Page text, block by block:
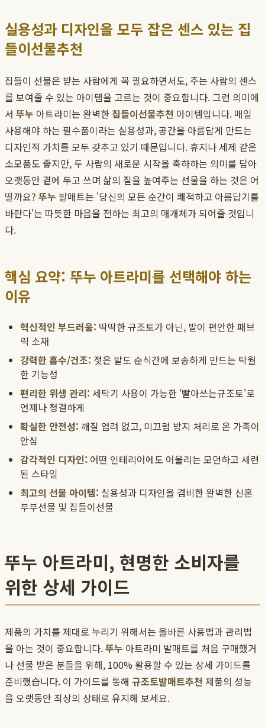
실용성과 디자인을 모두 잡은 센스 있는 집
들이선물추천
집들이 선물은 받는 사람에게 꼭 필요하면서도, 주는 사람의 센스
를 보여줄 수 있는 아이템을 고르는 것이 중요합니다. 그런 의미에
서 뚜누 아트라미는 완벽한 집들이선물추천 아이템입니다. 매일
사용해야 하는 필수품이라는 실용성과, 공간을 아름답게 만드는
디자인적 가치를 모두 갖추고 있기 때문입니다. 휴지나 세제 같은
소모품도 좋지만, 두 사람의 새로운 시작을 축하하는 의미를 담아
오랫동안 곁에 두고 쓰며 삶의 질을 높여주는 선물을 하는 것은 어
떨까요? 뚜누 발매트는 '당신의 모든 순간이 쾌적하고 아름답기를
바란다'는 따뜻한 마음을 전하는 최고의 매개체가 되어줄 것입니
다.
핵심 요약: 뚜누 아트라미를 선택해야 하는
이유
혁신적인 부드러움: 딱딱한 규조토가 아닌, 발이 편안한 패브
릭 소재
강력한 흡수/건조: 젖은 발도 순식간에 보송하게 만드는 탁월
한 기능성
편리한 위생 관리: 세탁기 사용이 가능한 '빨아쓰는규조토'로
언제나 청결하게
확실한 안전성: 깨질 염려 없고, 미끄럼 방지 처리로 온 가족이
안심
감각적인 디자인: 어떤 인테리어에도 어울리는 모던하고 세련
된 스타일
최고의 선물 아이템: 실용성과 디자인을 겸비한 완벽한 신혼
부부선물 및 집들이선물
뚜누 아트라미, 현명한 소비자를
위한 상세 가이드
제품의 가치를 제대로 누리기 위해서는 올바른 사용법과 관리법
을 아는 것이 중요합니다.뚜누 아트라미 발매트를 처음 구매했거
나 선물 받은 분들을 위해, 100% 활용할 수 있는 상세 가이드를
준비했습니다. 이 가이드를 통해 규조토발매트추천 제품의 성능
을 오랫동안 최상의 상태로 유지해 보세요.